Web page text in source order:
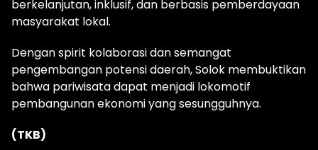
berkelanjutan, inklusif, dan berbasis pemberdayaan
masyarakat lokal.
Dengan spirit kolaborasi dan semangat
pengembangan potensi daerah, Solok membuktikan
bahwa pariwisata dapat menjadi lokomotif
pembangunan ekonomi yang sesungguhnya.
(TKB)